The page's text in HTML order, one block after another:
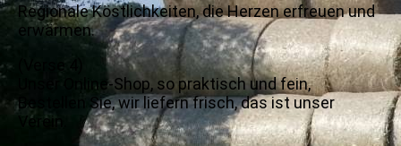
Regionale Köstlichkeiten, die Herzen erfreuen und
erwärmen.
(Verse 4)
Unser Online-Shop, so praktisch und fein,
Bestellen Sie, wir liefern frisch, das ist unser
Verein.